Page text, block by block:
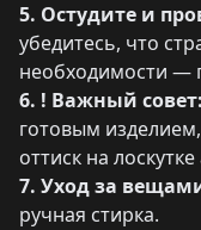
5. Остудите и
убедитесь, что
необходимости —
6. ! Важный совет:
готовым
оттиск на
7. Уход за
ручная стирка.